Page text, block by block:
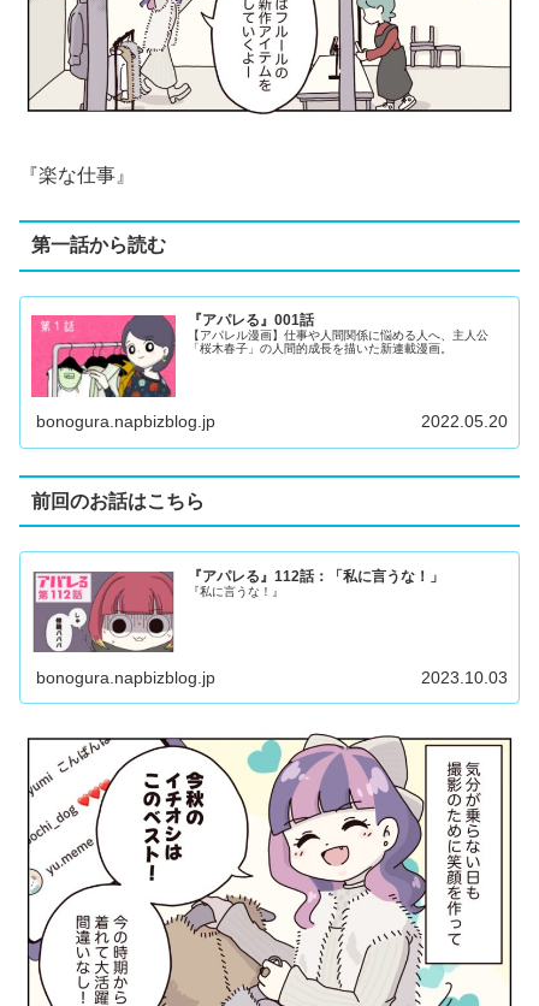
『楽な仕事』
第一話から読む
『アパレる』001話
【アパレル漫画】仕事や人間関係に悩める人へ、主人公
「桜木春子」の人間的成長を描いた新連載漫画。
bonogura.napbizblog.jp 2022.05.20
前回のお話はこちら
『アパレる』112話：「私に言うな！」
『私に言うな！』
bonogura.napbizblog.jp 2023.10.03